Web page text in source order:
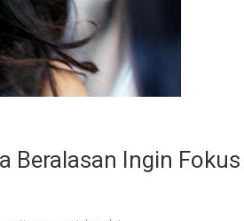
Beralasan Ingin Fokus